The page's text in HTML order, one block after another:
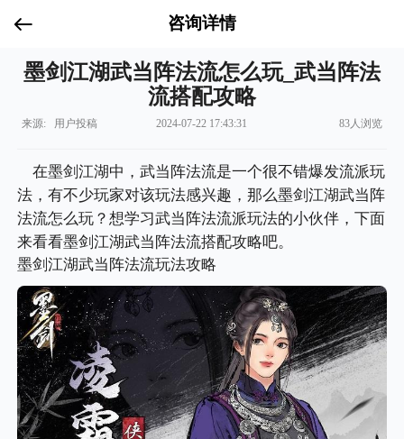
咨询详情
墨剑江湖武当阵法流怎么玩_武当阵法
流搭配攻略
来源: 用户投稿 2024-07-22 17:43:31 83人浏览
在墨剑江湖中，武当阵法流是一个很不错爆发流派玩
法，有不少玩家对该玩法感兴趣，那么墨剑江湖武当阵
法流怎么玩？想学习武当阵法流派玩法的小伙伴，下面
来看看墨剑江湖武当阵法流搭配攻略吧。
墨剑江湖武当阵法流玩法攻略